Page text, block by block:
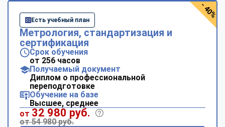
Есть учебный план
Метрология, стандартизация и
сертификация
Срок обучения
от 256 часов
Получаемый документ
Диплом о профессиональной
переподготовке
Обучение на базе
Высшее, среднее
от 32 980 руб.
от 54 980 руб.
- 40%